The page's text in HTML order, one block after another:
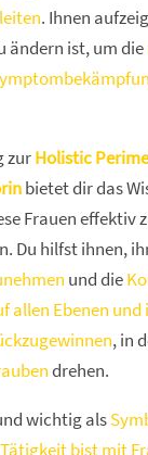
. Ihnen
ändern ist, um die
zurHolistic
bietet dir das
Frauen effektiv
Du hilfst ihnen,
und die
allen Ebenen und
, in
drehen.
wichtig als
bist mit